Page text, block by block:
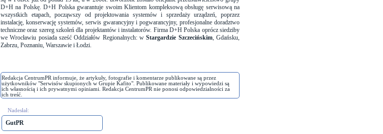
D+H na Polskę. D+H Polska gwarantuje swoim Klientom kompleksową obsługę serwisową na
wszystkich etapach, począwszy od projektowania systemów i sprzedaży urządzeń, poprzez
instalację, konserwację systemów, serwis gwarancyjny i pogwarancyjny, profesjonalne doradztwo
techniczne oraz szereg szkoleń dla projektantów i instalatorów. Firma D+H Polska oprócz siedziby
we Wrocławiu posiada sześć Oddziałów Regionalnych: wStargardzie Szczecińskim, Gdańsku,
Zabrzu, Poznaniu, Warszawie i Łodzi.
Redakcja CentrumPR informuje, że artykuły, fotografie i komentarze publikowane są przez
użytkowników "Serwisów skupionych w Grupie Kafito". Publikowane materiały i wypowiedzi są
ich własnością i ich prywatnymi opiniami. Redakcja CentrumPR nie ponosi odpowiedzialności za
ich treść.
Nadesłał:
GutPR